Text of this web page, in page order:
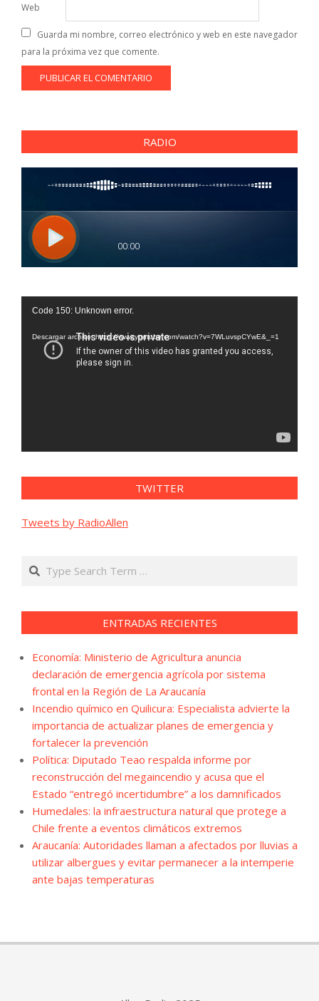
Web
Guarda mi nombre, correo electrónico y web en este navegador
para la próxima vez que comente.
RADIO
Reproductor
vídeo
Code 150: Unknown error.
Descargar archivo: https://www.youtube.com/watch?v=7WLuvspCYwE&_=1
TWITTER
Tweets by RadioAllen
Search
ENTRADAS RECIENTES
Economía: Ministerio de Agricultura anuncia
declaración de emergencia agrícola por sistema
frontal en la Región de La Araucanía
Incendio químico en Quilicura: Especialista advierte la
importancia de actualizar planes de emergencia y
fortalecer la prevención
Política: Diputado Teao respalda informe por
reconstrucción del megaincendio y acusa que el
Estado “entregó incertidumbre” a los damnificados
Humedales: la infraestructura natural que protege a
Chile frente a eventos climáticos extremos
Araucanía: Autoridades llaman a afectados por lluvias a
utilizar albergues y evitar permanecer a la intemperie
ante bajas temperaturas